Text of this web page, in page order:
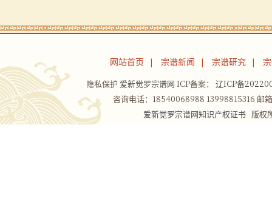
网站首页 宗谱新闻 宗谱研究
隐私保护 爱新觉罗宗谱网 ICP备案： 辽ICP备
咨询电话：18540068988 13998815316
爱新觉罗宗谱网知识产权证书版权